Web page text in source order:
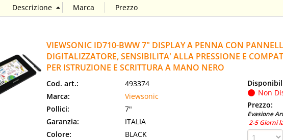
VIEWSONIC ID710-BWW 7" DISPLAY A PENNA CON
DIGITALIZZATORE, SENSIBILITA' ALLA PRESSIONE E
PER ISTRUZIONE E SCRITTURA A MANO NERO
Cod. art.:
493374
Marca:
Viewsonic
Pollici:
7"
Garanzia:
ITALIA
Colore:
BLACK
Non
Prezzo:
Evasione
2-5 Giorni